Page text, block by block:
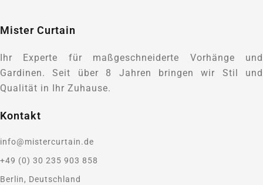
Mister Curtain
Ihr Experte für maßgeschneiderte Vorhänge und
Gardinen. Seit über 8 Jahren bringen wir Stil und
Qualität in Ihr Zuhause.
Kontakt
info@mistercurtain.de
+49 (0) 30 235 903 858
Berlin, Deutschland